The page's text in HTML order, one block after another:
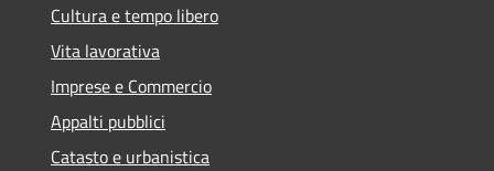
Cultura e tempo libero
Vita lavorativa
Imprese e Commercio
Appalti pubblici
Catasto e urbanistica